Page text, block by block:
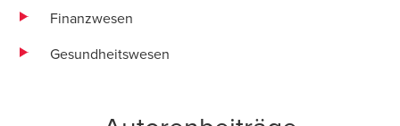
Finanzwesen
Gesundheitswesen